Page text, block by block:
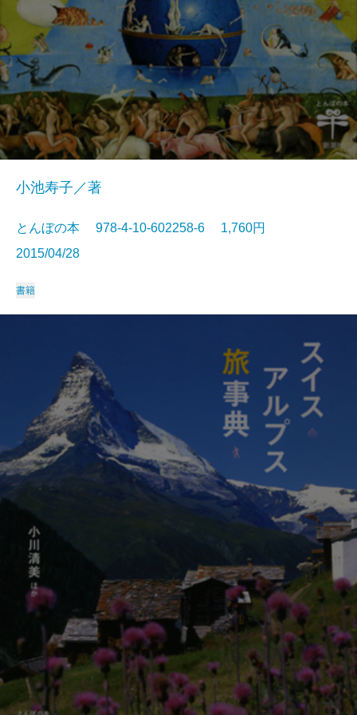
小池寿子／著
とんぼの本 978-4-10-602258-6 1,760円
2015/04/28
書籍